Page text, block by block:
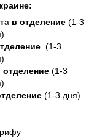
в отделение (1-3
(1-3
отделение (1-3
(1-3 дня)